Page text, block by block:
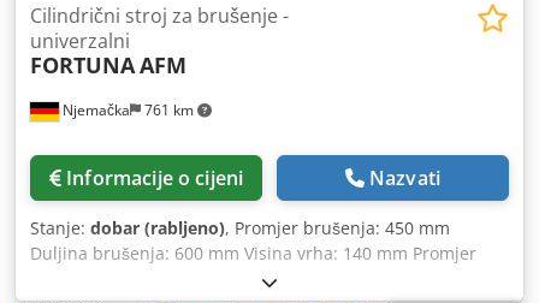
Njemačka 761 km
Cilindrični stroj za brušenje -
univerzalni
FORTUNAAFM
Informacije o cijeni Nazvati
Stanje: dobar (rabljeno), Promjer brušenja: 450 mm
Duljina brušenja: 600 mm Visina vrha: 140 mm Promjer
obratka: 280 mm Broj okretaja glave vretena: 63 - 400